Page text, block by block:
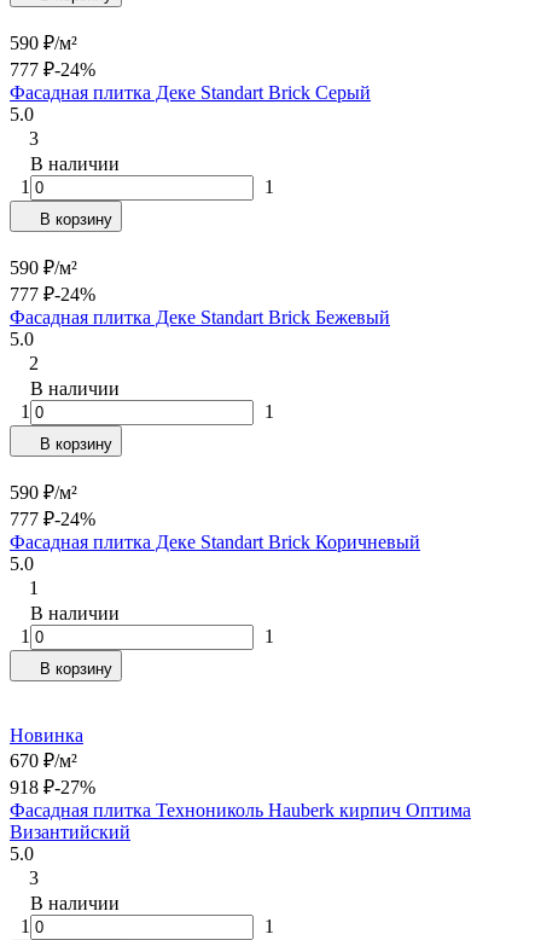
590 ₽/м²
777 ₽-24%
Фасадная плитка Деке Standart Brick Серый
5.0
3
В наличии
1
1
В корзину
590 ₽/м²
777 ₽-24%
Фасадная плитка Деке Standart Brick Бежевый
5.0
2
В наличии
1
1
В корзину
590 ₽/м²
777 ₽-24%
Фасадная плитка Деке Standart Brick Коричневый
5.0
1
В наличии
1
1
В корзину
Новинка
670 ₽/м²
918 ₽-27%
Фасадная плитка Технониколь Hauberk кирпич Оптима
Византийский
5.0
3
В наличии
1
1